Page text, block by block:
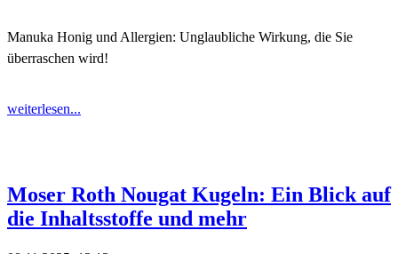
Manuka Honig und Allergien: Unglaubliche Wirkung, die Sie
überraschen wird!
weiterlesen...
Moser Roth Nougat Kugeln: Ein Blick auf
die Inhaltsstoffe und mehr